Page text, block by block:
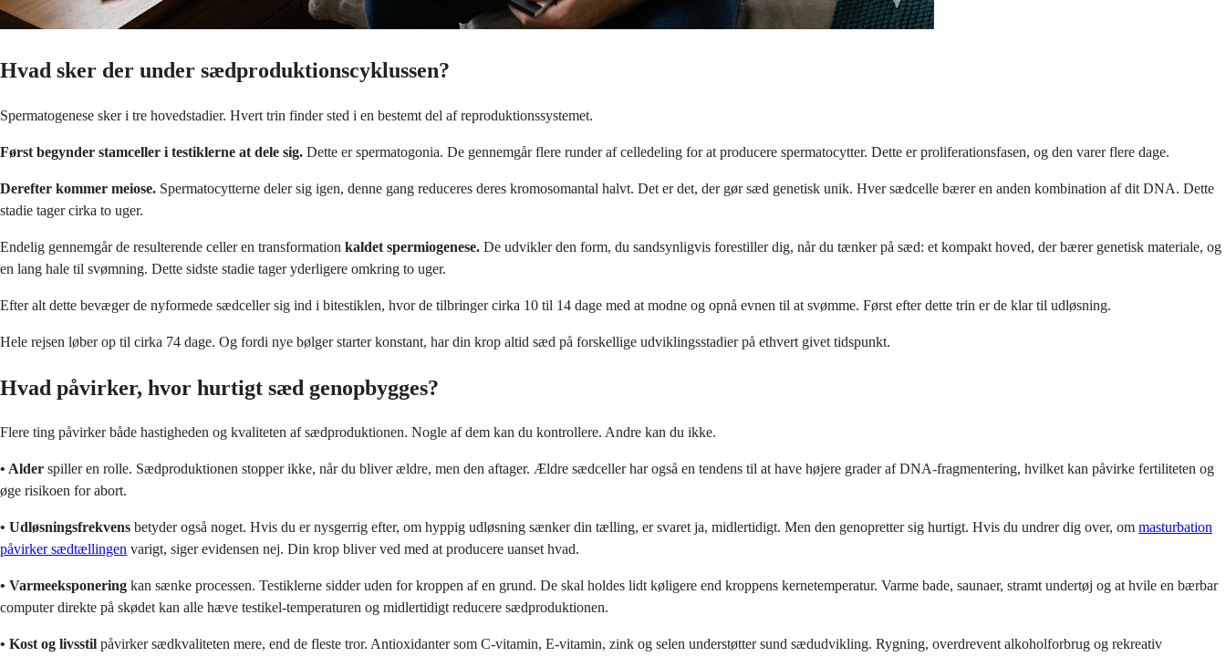
Hvad sker der under sædproduktionscyklussen?
Spermatogenese sker i tre hovedstadier. Hvert trin finder sted i en bestemt del af reproduktionssystemet.
Først begynder stamceller i testiklerne at dele sig. Dette er spermatogonia. De gennemgår flere runder af celledeling for at producere spermatocytter. Dette er proliferationsfasen, og den varer flere dage.
Derefter kommer meiose. Spermatocytterne deler sig igen, denne gang reduceres deres kromosomantal halvt. Det er det, der gør sæd genetisk unik. Hver sædcelle bærer en anden kombination af dit DNA. Dette
stadie tager cirka to uger.
Endelig gennemgår de resulterende celler en transformation kaldet spermiogenese. De udvikler den form, du sandsynligvis forestiller dig, når du tænker på sæd: et kompakt hoved, der bærer genetisk materiale, og
en lang hale til svømning. Dette sidste stadie tager yderligere omkring to uger.
Efter alt dette bevæger de nyformede sædceller sig ind i bitestiklen, hvor de tilbringer cirka 10 til 14 dage med at modne og opnå evnen til at svømme. Først efter dette trin er de klar til udløsning.
Hele rejsen løber op til cirka 74 dage. Og fordi nye bølger starter konstant, har din krop altid sæd på forskellige udviklingsstadier på ethvert givet tidspunkt.
Hvad påvirker, hvor hurtigt sæd genopbygges?
Flere ting påvirker både hastigheden og kvaliteten af sædproduktionen. Nogle af dem kan du kontrollere. Andre kan du ikke.
• Alder spiller en rolle. Sædproduktionen stopper ikke, når du bliver ældre, men den aftager. Ældre sædceller har også en tendens til at have højere grader af DNA-fragmentering, hvilket kan påvirke fertiliteten og
øge risikoen for abort.
• Udløsningsfrekvens betyder også noget. Hvis du er nysgerrig efter, om hyppig udløsning sænker din tælling, er svaret ja, midlertidigt. Men den genopretter sig hurtigt. Hvis du undrer dig over, om masturbation
påvirker sædtællingen varigt, siger evidensen nej. Din krop bliver ved med at producere uanset hvad.
• Varmeeksponering kan sænke processen. Testiklerne sidder uden for kroppen af en grund. De skal holdes lidt køligere end kroppens kernetemperatur. Varme bade, saunaer, stramt undertøj og at hvile en bærbar
computer direkte på skødet kan alle hæve testikel-temperaturen og midlertidigt reducere sædproduktionen.
• Kost og livsstil påvirker sædkvaliteten mere, end de fleste tror. Antioxidanter som C-vitamin, E-vitamin, zink og selen understøtter sund sædudvikling. Rygning, overdrevent alkoholforbrug og rekreativ